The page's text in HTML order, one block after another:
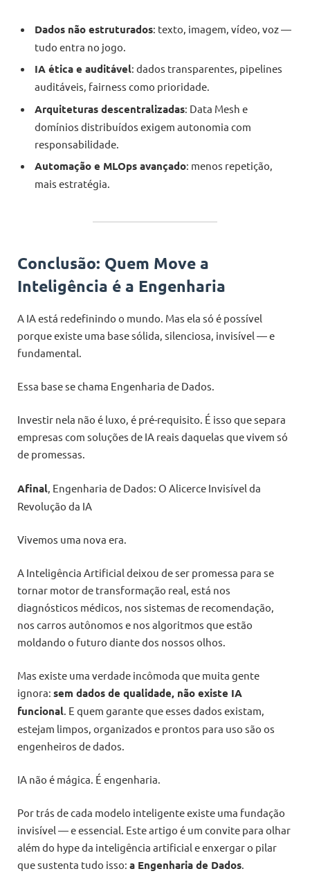
Dados não estruturados: texto, imagem, vídeo, voz —
tudo entra no jogo.
IA ética e auditável: dados transparentes, pipelines
auditáveis, fairness como prioridade.
Arquiteturas descentralizadas: Data Mesh e
domínios distribuídos exigem autonomia com
responsabilidade.
Automação e MLOps avançado: menos repetição,
mais estratégia.
Conclusão: Quem Move a
Inteligência é a Engenharia
A IA está redefinindo o mundo. Mas ela só é possível
porque existe uma base sólida, silenciosa, invisível — e
fundamental.
Essa base se chama Engenharia de Dados.
Investir nela não é luxo, é pré-requisito. É isso que separa
empresas com soluções de IA reais daquelas que vivem só
de promessas.
Afinal , Engenharia de Dados: O Alicerce Invisível da
Revolução da IA
Vivemos uma nova era.
A Inteligência Artificial deixou de ser promessa para se
tornar motor de transformação real, está nos
diagnósticos médicos, nos sistemas de recomendação,
nos carros autônomos e nos algoritmos que estão
moldando o futuro diante dos nossos olhos.
Mas existe uma verdade incômoda que muita gente
ignora: sem dados de qualidade, não existe IA
funcional . E quem garante que esses dados existam,
estejam limpos, organizados e prontos para uso são os
engenheiros de dados.
IA não é mágica. É engenharia.
Por trás de cada modelo inteligente existe uma fundação
invisível — e essencial. Este artigo é um convite para olhar
além do hype da inteligência artificial e enxergar o pilar
que sustenta tudo isso: a Engenharia de Dados.